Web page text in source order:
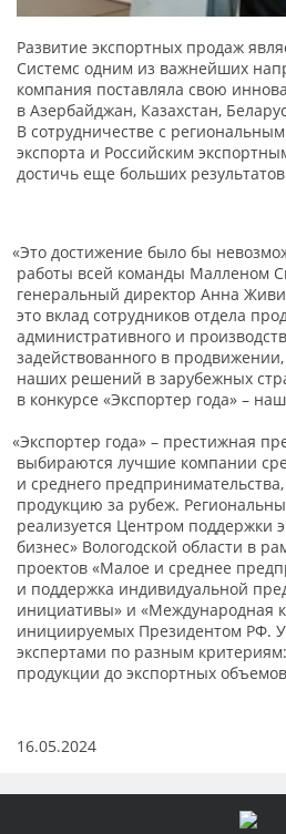
Развитие экспортных продаж
Системс одним из важнейших
компания поставляла свою
в Азербайджан, Казахстан,
В сотрудничестве с
экспорта и Российским
достичь еще больших
«Этодостижение было бы
работы всей команды Малленом
генеральный директор Анна
это вклад сотрудников отдела
административного и
задействованного в
наших решений в зарубежных
в конкурсе «Экспортер года» –
«Экспортер года» – престижная
выбираются лучшие компании
и среднего
продукцию за рубеж.
реализуется Центром поддержки
бизнес» Вологодской области в
проектов «Малое и среднее
и поддержка индивидуальной
инициативы» и «Международная
инициируемых Президентом РФ.
экспертами по разным
продукции до экспортных
16.05.2024